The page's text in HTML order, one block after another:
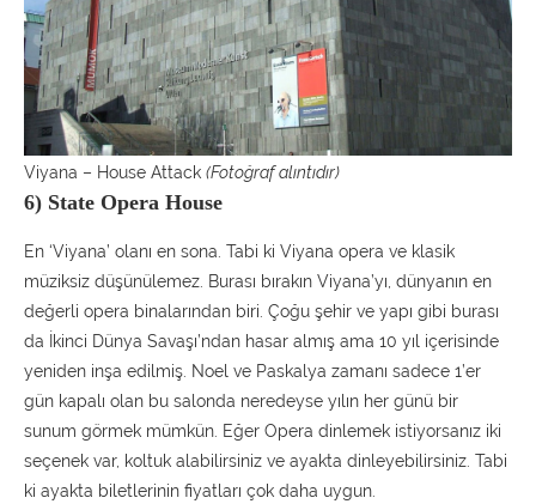
Viyana – House Attack (Fotoğraf alıntıdır)
6) State Opera House
En ‘Viyana’ olanı en sona. Tabi ki Viyana opera ve klasik
müziksiz düşünülemez. Burası bırakın Viyana’yı, dünyanın en
değerli opera binalarından biri. Çoğu şehir ve yapı gibi burası
da İkinci Dünya Savaşı’ndan hasar almış ama 10 yıl içerisinde
yeniden inşa edilmiş. Noel ve Paskalya zamanı sadece 1’er
gün kapalı olan bu salonda neredeyse yılın her günü bir
sunum görmek mümkün. Eğer Opera dinlemek istiyorsanız iki
seçenek var, koltuk alabilirsiniz ve ayakta dinleyebilirsiniz. Tabi
ki ayakta biletlerinin fiyatları çok daha uygun.